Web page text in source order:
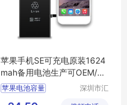
苹果手机SE可充电原装1624
mah备用电池生产可OEM/O
DM
苹果电池容量
深圳市汇